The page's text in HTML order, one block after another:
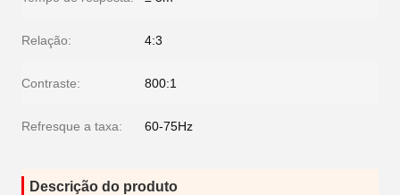
Relação: 4:3
Contraste: 800:1
Refresque a taxa: 60-75Hz
Descrição do produto